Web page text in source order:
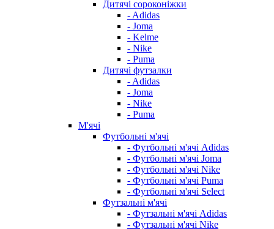
Дитячі сороконіжки
- Adidas
- Joma
- Kelme
- Nike
- Puma
Дитячі футзалки
- Adidas
- Joma
- Nike
- Puma
М'ячі
Футбольні м'ячі
- Футбольні м'ячі Adidas
- Футбольні м'ячі Joma
- Футбольні м'ячі Nike
- Футбольні м'ячі Puma
- Футбольні м'ячі Select
Футзальні м'ячі
- Футзальні м'ячі Adidas
- Футзальні м'ячі Nike